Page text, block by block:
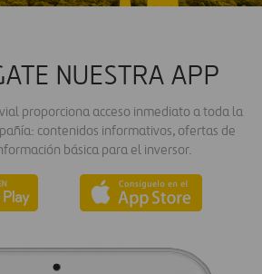
NUESTRA APP
proporciona acceso inmediato a toda la
contenidos informativos, ofertas de
básica para el inversor.